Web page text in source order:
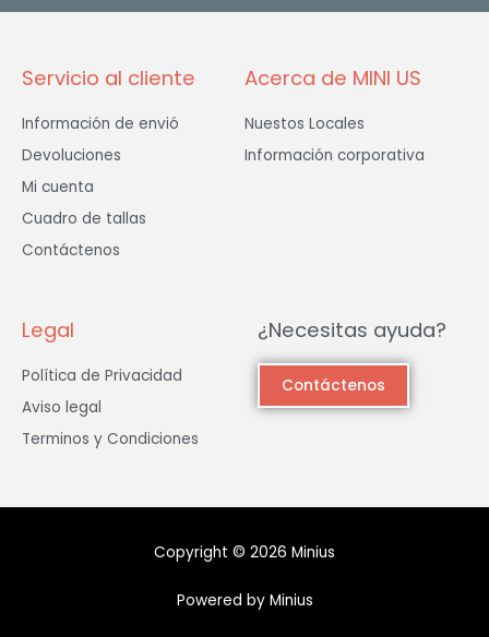
Servicio al cliente
Información de envió
Devoluciones
Mi cuenta
Cuadro de tallas
Contáctenos
Acerca de MINI US
Nuestos Locales
Información corporativa
Legal
Política de Privacidad
Aviso legal
Terminos y Condiciones
¿Necesitas ayuda?
Contáctenos
Copyright © 2026 Minius
Powered by Minius